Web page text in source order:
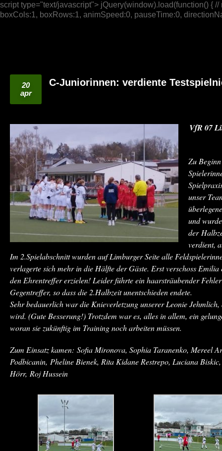
script type="text/javascript"> jQuery(window).load(function() {
boxCols:1, boxRows:1, animSpeed:0, pauseTime:0,
20
apr
C-Juniorinnen: verdiente
VfR 07
Zu
unser
und
der
verdient,
Im 2.Spielabschnitt wurden auf Limburger Seite alle
verlagerte sich mehr in die Hälfte der Gäste. Erst verschoss
den Ehrentreffer erzielen! Leider führte ein haarsträubender
Gegentreffer, so dass die 2.Halbzeit unentschieden endete.
Sehr bedauerlich war die Knieverletzung unserer Leonie
wird. (Gute Besserung!) Trotzdem war es, alles in allem, ein
woran sie zukünftig im Training noch arbeiten müssen.
Zum Einsatz kamen: Sofia Mironova, Sophia Taranenko, Mereel
Podbicanin, Pheline Bienek, Rita Kidane Restrepo, Luciana
Hörr, Roj Hussein